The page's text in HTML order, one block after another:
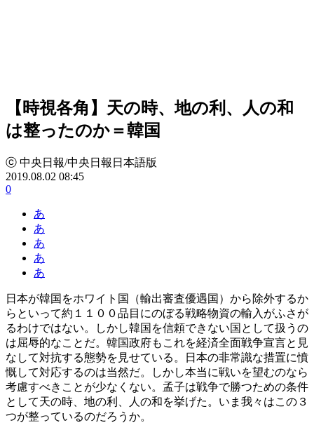
【時視各角】天の時、地の利、人の和
は整ったのか＝韓国
ⓒ 中央日報/中央日報日本語版
2019.08.02 08:45
0
あ
あ
あ
あ
あ
日本が韓国をホワイト国（輸出審査優遇国）から除外するか
らといって約１１００品目にのぼる戦略物資の輸入がふさが
るわけではない。しかし韓国を信頼できない国として扱うの
は屈辱的なことだ。韓国政府もこれを経済全面戦争宣言と見
なして対抗する態勢を見せている。日本の非常識な措置に憤
慨して対応するのは当然だ。しかし本当に戦いを望むのなら
考慮すべきことが少なくない。孟子は戦争で勝つための条件
として天の時、地の利、人の和を挙げた。いま我々はこの３
つが整っているのだろうか。